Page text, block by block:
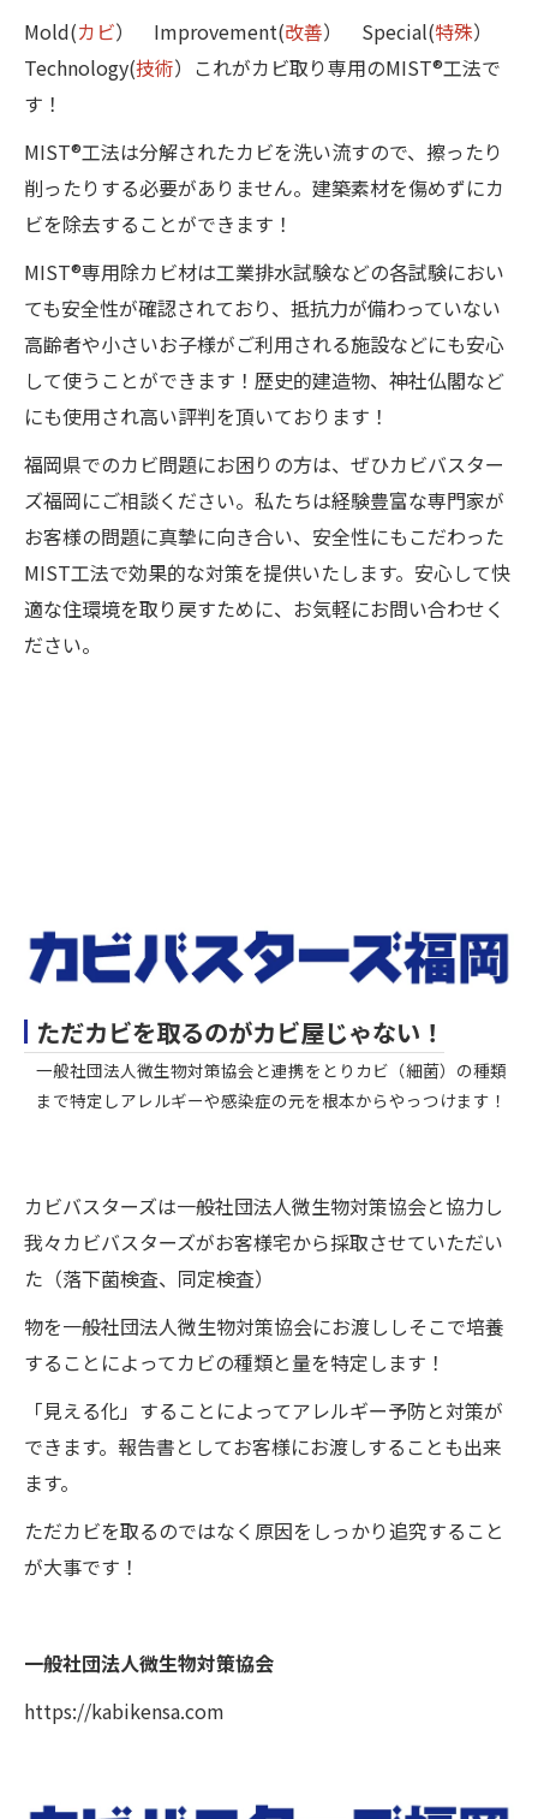
Mold(カビ） Improvement(改善） Special(特殊）
Technology(技術）これがカビ取り専用のMIST®工法で
す！
MIST®工法は分解されたカビを洗い流すので、擦ったり
削ったりする必要がありません。建築素材を傷めずにカ
ビを除去することができます！
MIST®専用除カビ材は工業排水試験などの各試験におい
ても安全性が確認されており、抵抗力が備わっていない
高齢者や小さいお子様がご利用される施設などにも安心
して使うことができます！歴史的建造物、神社仏閣など
にも使用され高い評判を頂いております！
福岡県でのカビ問題にお困りの方は、ぜひカビバスター
ズ福岡にご相談ください。私たちは経験豊富な専門家が
お客様の問題に真摯に向き合い、安全性にもこだわった
MIST工法で効果的な対策を提供いたします。安心して快
適な住環境を取り戻すために、お気軽にお問い合わせく
ださい。
ただカビを取るのがカビ屋じゃない！
一般社団法人微生物対策協会と連携をとりカビ（細菌）の種類
まで特定しアレルギーや感染症の元を根本からやっつけます！
カビバスターズは一般社団法人微生物対策協会と協力し
我々カビバスターズがお客様宅から採取させていただい
た（落下菌検査、同定検査）
物を一般社団法人微生物対策協会にお渡ししそこで培養
することによってカビの種類と量を特定します！
「見える化」することによってアレルギー予防と対策が
できます。報告書としてお客様にお渡しすることも出来
ます。
ただカビを取るのではなく原因をしっかり追究すること
が大事です！
一般社団法人微生物対策協会
https://kabikensa.com